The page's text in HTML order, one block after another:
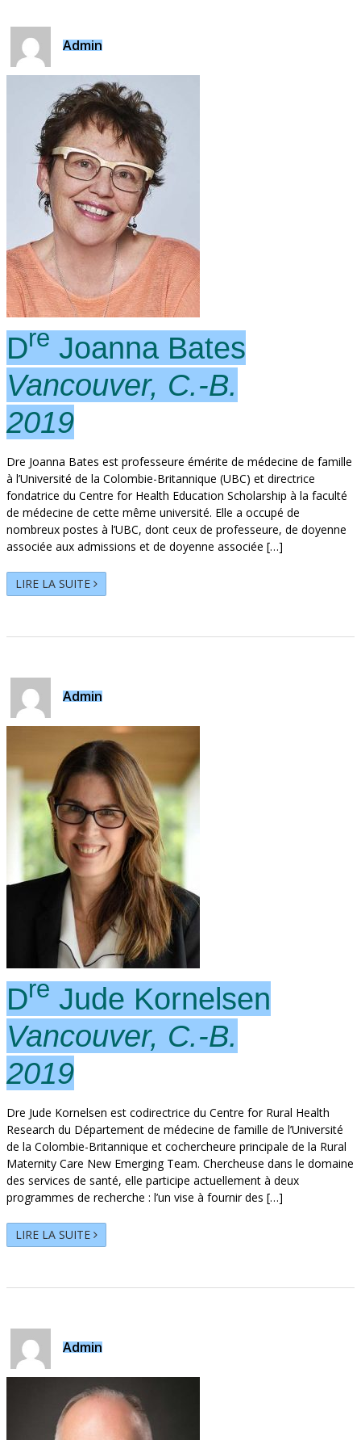
Admin
Dre Joanna Bates
Vancouver, C.-B.
2019
Dre Joanna Bates est professeure émérite de médecine de famille
à l’Université de la Colombie-Britannique (UBC) et directrice
fondatrice du Centre for Health Education Scholarship à la faculté
de médecine de cette même université. Elle a occupé de
nombreux postes à l’UBC, dont ceux de professeure, de doyenne
associée aux admissions et de doyenne associée […]
LIRE LA SUITE
Admin
Dre Jude Kornelsen
Vancouver, C.-B.
2019
Dre Jude Kornelsen est codirectrice du Centre for Rural Health
Research du Département de médecine de famille de l’Université
de la Colombie-Britannique et cochercheure principale de la Rural
Maternity Care New Emerging Team. Chercheuse dans le domaine
des services de santé, elle participe actuellement à deux
programmes de recherche : l’un vise à fournir des […]
LIRE LA SUITE
Admin